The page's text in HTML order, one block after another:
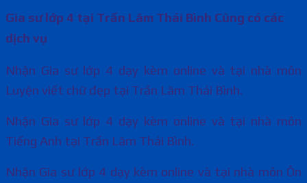
Gia sư lớp 4 tại Trần Lãm Thái Bình Cũng có các
dịch vụ
Nhận Gia sư lớp 4 dạy kèm online và tại nhà môn
Luyện viết chữ đẹp tại Trần Lãm Thái Bình.
Nhận Gia sư lớp 4 dạy kèm online và tại nhà môn
Tiếng Anh tại Trần Lãm Thái Bình.
Nhận Gia sư lớp 4 dạy kèm online và tại nhà môn Ôn